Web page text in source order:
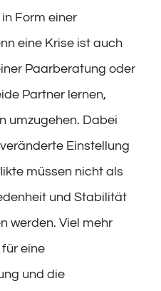
Form einer
eine Krise ist auch
Paarberatung oder
Partner lernen,
umzugehen. Dabei
Einstellung
müssen nicht als
und Stabilität
werden. Viel mehr
eine
und die